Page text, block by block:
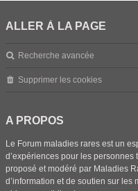
ALLER À LA PAGE
Recherche avancée
Supprimer les cookies
A PROPOS
Le Forum maladies rares est un
d’expériences pour les
proposé et modéré par Maladies
d’information et de soutien sur